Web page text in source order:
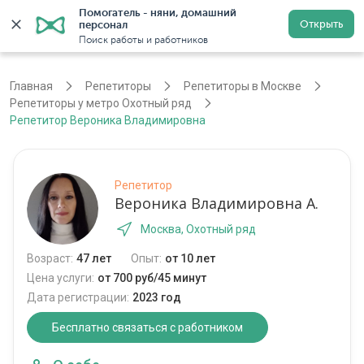
Помогатель - няни, домашний
персонал
Поиск работы и работников
Открыть
Регистрация
Главная Репетиторы
Репетиторы в Москве
Репетиторы у метро Охотный ряд
Репетитор Вероника Владимировна
Репетитор
Вероника Владимировна А.
Москва, Охотный ряд
Возраст: 47 лет Опыт: от 10 лет
Цена услуги: от 700 руб/45 минут
Дата регистрации: 2023 год
Бесплатно связаться с работником